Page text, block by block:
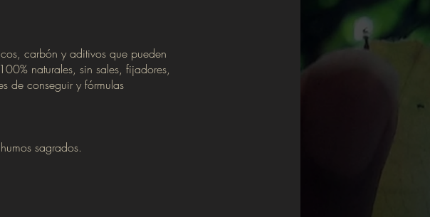
carbón y aditivos que pueden
naturales, sin sales, fijadores,
de conseguir y fórmulas
sagrados.